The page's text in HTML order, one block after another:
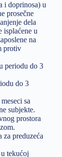
i doprinosa) u
prosečne
dela
isplaćene u
na
protiv
periodu do 3
do 3
sa
subjekte.
prostora
preduzeća
tekućoj